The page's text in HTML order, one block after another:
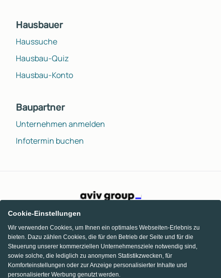
Hausbauer
Haussuche
Hausbau-Quiz
Hausbau-Konto
Baupartner
Unternehmen anmelden
Infotermin buchen
Cookie-Einstellungen
Wir verwenden Cookies, um Ihnen ein optimales Webseiten-Erlebnis zu
bieten. Dazu zählen Cookies, die für den Betrieb der Seite und für die
Steuerung unserer kommerziellen Unternehmensziele notwendig sind,
sowie solche, die lediglich zu anonymen Statistikzwecken, für
Komforteinstellungen oder zur Anzeige personalisierter Inhalte und
personalisierter Werbung genutzt werden.